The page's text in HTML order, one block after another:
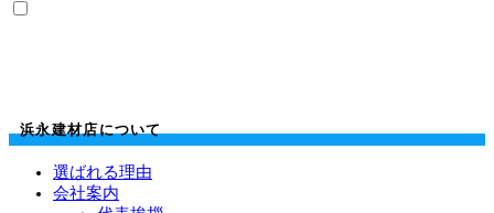
浜永建材店について
選ばれる理由
会社案内